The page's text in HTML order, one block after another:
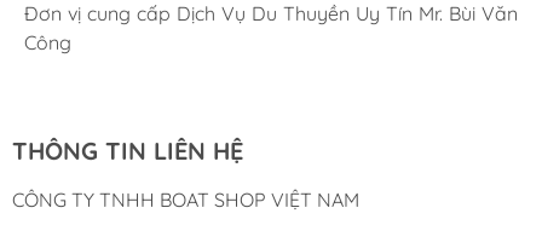
Đơn vị cung cấp Dịch Vụ Du Thuyền Uy Tín Mr. Bùi Văn
Công
Cung ứng sản phẩm nhanh chóng chuyên nghiệp
Chúng tôi có thể mua những sản phẩm tốt ngay tại Việt
THÔNG TIN LIÊN HỆ
CÔNG TY TNHH BOAT SHOP VIỆT NAM